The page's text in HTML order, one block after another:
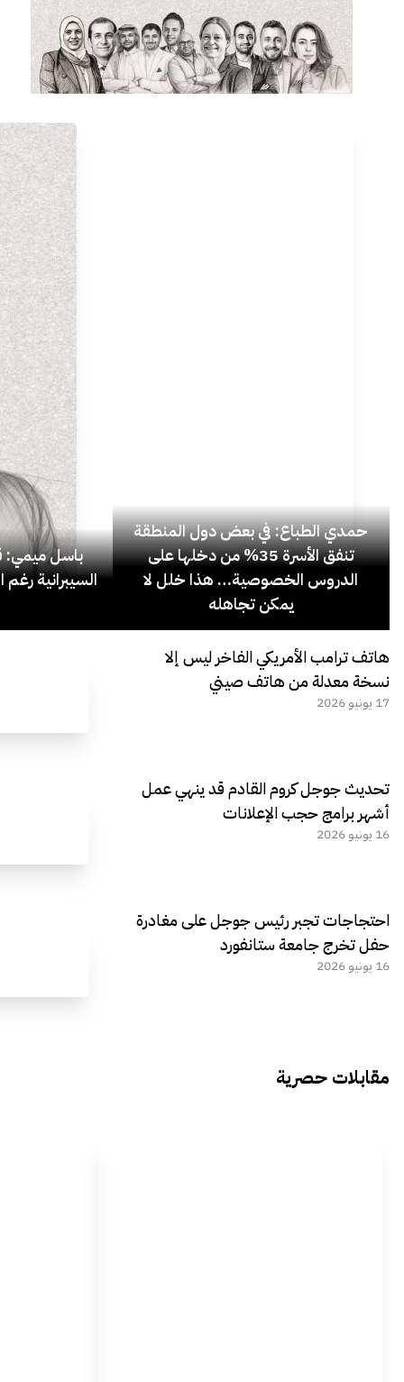
حمدي الطباع: في بعض دول المنطقة
تنفق الأسرة 35% من دخلها على
الدروس الخصوصية… هذا خلل لا
يمكن تجاهله
باسل ميمي:
السيبرانية رغم
هاتف ترامب الأمريكي الفاخر ليس إلا
نسخة معدلة من هاتف صيني
17 يونيو 2026
تحديث جوجل كروم القادم قد ينهي عمل
أشهر برامج حجب الإعلانات
16 يونيو 2026
احتجاجات تجبر رئيس جوجل على مغادرة
حفل تخرج جامعة ستانفورد
16 يونيو 2026
مقابلات حصرية